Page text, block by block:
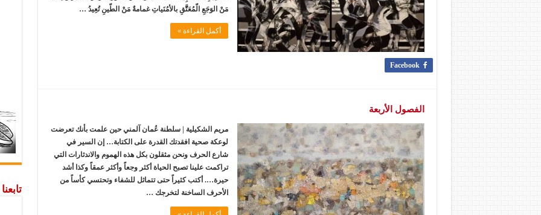
مَنْ الوَجَعِ الّمُعَتَّّقِ بالأمُنَياتِ غمامةٌ مَنْ الطّينِ تُعِيدُ …
أكمل القراءة »
Facebook
الفصول الأربعة
مريم الشكيلية | سلطنة عُمان آلمني حين علمت بأنك تعرضت
لوعكة صحية افقدتك القدرة على الكتابة… إن السير في
شارع الحرف ونحن مثقلون بكل هذه الهموم والاندثارات التي
تراكمت علينا تصبح الحياة أكثر وجعاً وأكثر عمقاً وكذا أشد
حيرة…. أكتب كثيراً حتى تتماثل للشفاء وتحتسي كأساً من
الأحرف الساخنة لتخرجك …